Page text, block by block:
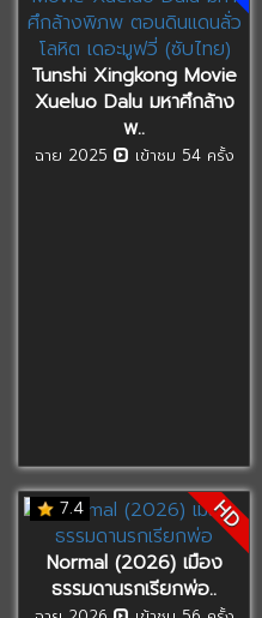
Tunshi Xingkong Movie
Xueluo Dalu มหาศึกล้าง
พ..
ฉาย 2025 เข้าชม 54 ครั้ง
7.4 HD
Normal (2026) เมือง
ธรรมดานรกเรียกพ่อ..